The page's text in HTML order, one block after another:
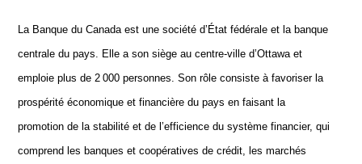
La Banque du Canada est une société d’État fédérale et la banque
centrale du pays. Elle a son siège au centre-ville d’Ottawa et
emploie plus de 2 000 personnes. Son rôle consiste à favoriser la
prospérité économique et financière du pays en faisant la
promotion de la stabilité et de l’efficience du système financier, qui
comprend les banques et coopératives de crédit, les marchés